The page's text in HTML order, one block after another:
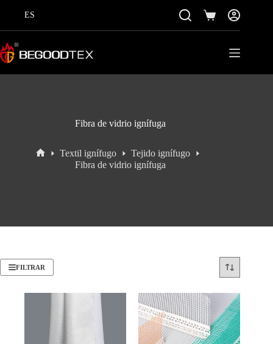
ES
Carro
de
compra
Fibra de vidrio ignífuga
Textil ignífugo
Tejido ignífugo
Fibra de vidrio ignífuga
FILTRAR